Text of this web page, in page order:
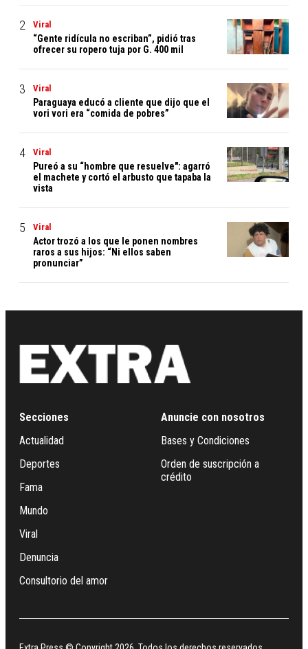
Viral
“Gente ridícula no escriban”, pidió tras
ofrecer su ropero tuja por G. 400 mil
Viral
Paraguaya educó a cliente que dijo que el
vori vori era “comida de pobres”
Viral
Pureó a su “hombre que resuelve": agarró
el machete y cortó el arbusto que tapaba la
vista
Viral
Actor trozó a los que le ponen nombres
raros a sus hijos: “Ni ellos saben
pronunciar”
Secciones
Actualidad
Deportes
Fama
Mundo
Viral
Denuncia
Consultorio del amor
Anuncie con nosotros
Bases y Condiciones
Orden de suscripción a
crédito